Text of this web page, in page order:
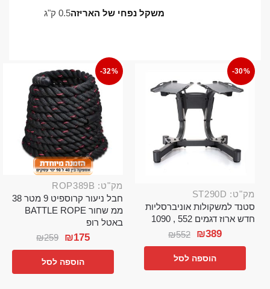
משקל נפחי של האריזה0.5 ק"ג
-30%
מק"ט: ST290D
סטנד למשקולות אוניברסליות
חדש ארוז דגמים 552 , 1090
₪552 ₪389
הוספה לסל
-32%
מק"ט: ROP389B
חבל ניעור קרוספיט 9 מטר 38
ממ שחור BATTLE ROPE
באטל רופ
₪259 ₪175
הוספה לסל